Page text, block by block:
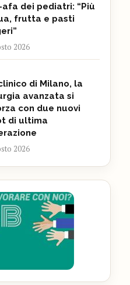
dei pediatri: “Più
frutta e pasti
2026
di Milano, la
avanzata si
con due nuovi
di ultima
2026